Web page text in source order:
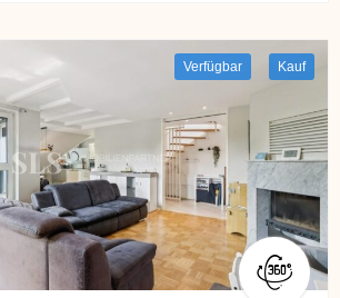
Verfügbar Kauf